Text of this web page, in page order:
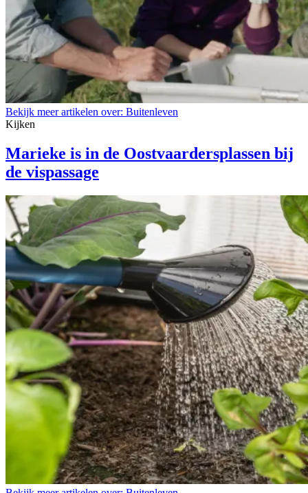
Bekijk meer artikelen over: Buitenleven
Kijken
Marieke is in de Oostvaardersplassen bij
de vispassage